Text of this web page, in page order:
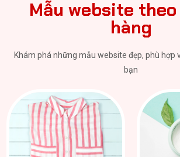
Mẫu website
hàng
Khám phá những mẫu website đẹp, phù hợp
bạn